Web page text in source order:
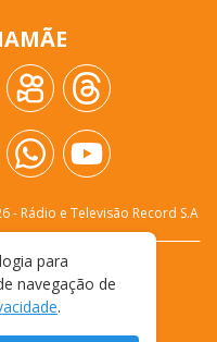
- Rádio e Televisão Record S.A
PRIVACIDADE
DE USO
para
navegação de
.